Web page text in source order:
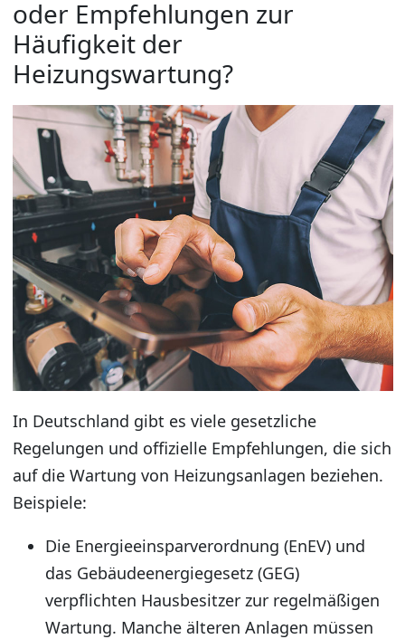
oder Empfehlungen zur
Häufigkeit der
Heizungswartung?
In Deutschland gibt es viele gesetzliche
Regelungen und offizielle Empfehlungen, die sich
auf die Wartung von Heizungsanlagen beziehen.
Beispiele:
Die Energieeinsparverordnung (EnEV) und
das Gebäudeenergiegesetz (GEG)
verpflichten Hausbesitzer zur regelmäßigen
Wartung. Manche älteren Anlagen müssen